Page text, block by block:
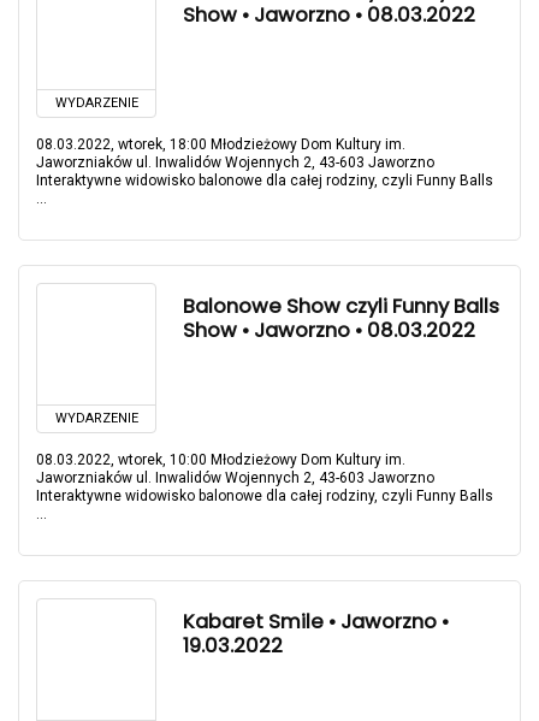
WYDARZENIE
Show • Jaworzno • 08.03.2022
08.03.2022, wtorek, 18:00 Młodzieżowy Dom Kultury im.
Jaworzniaków ul. Inwalidów Wojennych 2, 43-603 Jaworzno
Interaktywne widowisko balonowe dla całej rodziny, czyli Funny Balls
...
WYDARZENIE
Balonowe Show czyli Funny Balls
Show • Jaworzno • 08.03.2022
08.03.2022, wtorek, 10:00 Młodzieżowy Dom Kultury im.
Jaworzniaków ul. Inwalidów Wojennych 2, 43-603 Jaworzno
Interaktywne widowisko balonowe dla całej rodziny, czyli Funny Balls
...
Kabaret Smile • Jaworzno •
19.03.2022